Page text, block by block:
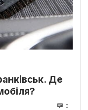
Де
0